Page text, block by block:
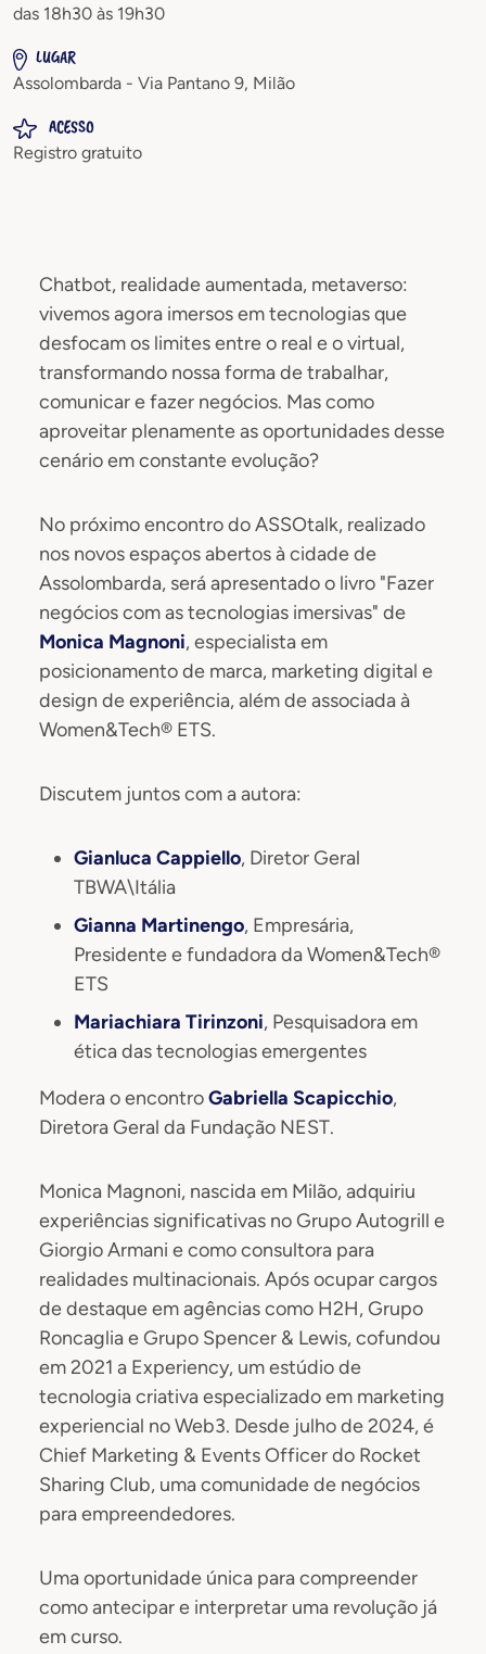
das 18h30 às 19h30
LUGAR
Assolombarda - Via Pantano 9, Milão
ACESSO
Registro gratuito
Chatbot, realidade aumentada, metaverso:
vivemos agora imersos em tecnologias que
desfocam os limites entre o real e o virtual,
transformando nossa forma de trabalhar,
comunicar e fazer negócios. Mas como
aproveitar plenamente as oportunidades desse
cenário em constante evolução?
No próximo encontro do ASSOtalk, realizado
nos novos espaços abertos à cidade de
Assolombarda, será apresentado o livro "Fazer
negócios com as tecnologias imersivas" de
Monica Magnoni, especialista em
posicionamento de marca, marketing digital e
design de experiência, além de associada à
Women&Tech® ETS.
Discutem juntos com a autora:
Gianluca Cappiello, Diretor Geral
TBWA\Itália
Gianna Martinengo, Empresária,
Presidente e fundadora da Women&Tech®
ETS
Mariachiara Tirinzoni, Pesquisadora em
ética das tecnologias emergentes
Modera o encontroGabriella Scapicchio,
Diretora Geral da Fundação NEST.
Monica Magnoni, nascida em Milão, adquiriu
experiências significativas no Grupo Autogrill e
Giorgio Armani e como consultora para
realidades multinacionais. Após ocupar cargos
de destaque em agências como H2H, Grupo
Roncaglia e Grupo Spencer & Lewis, cofundou
em 2021 a Experiency, um estúdio de
tecnologia criativa especializado em marketing
experiencial no Web3. Desde julho de 2024, é
Chief Marketing & Events Officer do Rocket
Sharing Club, uma comunidade de negócios
para empreendedores.
Uma oportunidade única para compreender
como antecipar e interpretar uma revolução já
em curso.